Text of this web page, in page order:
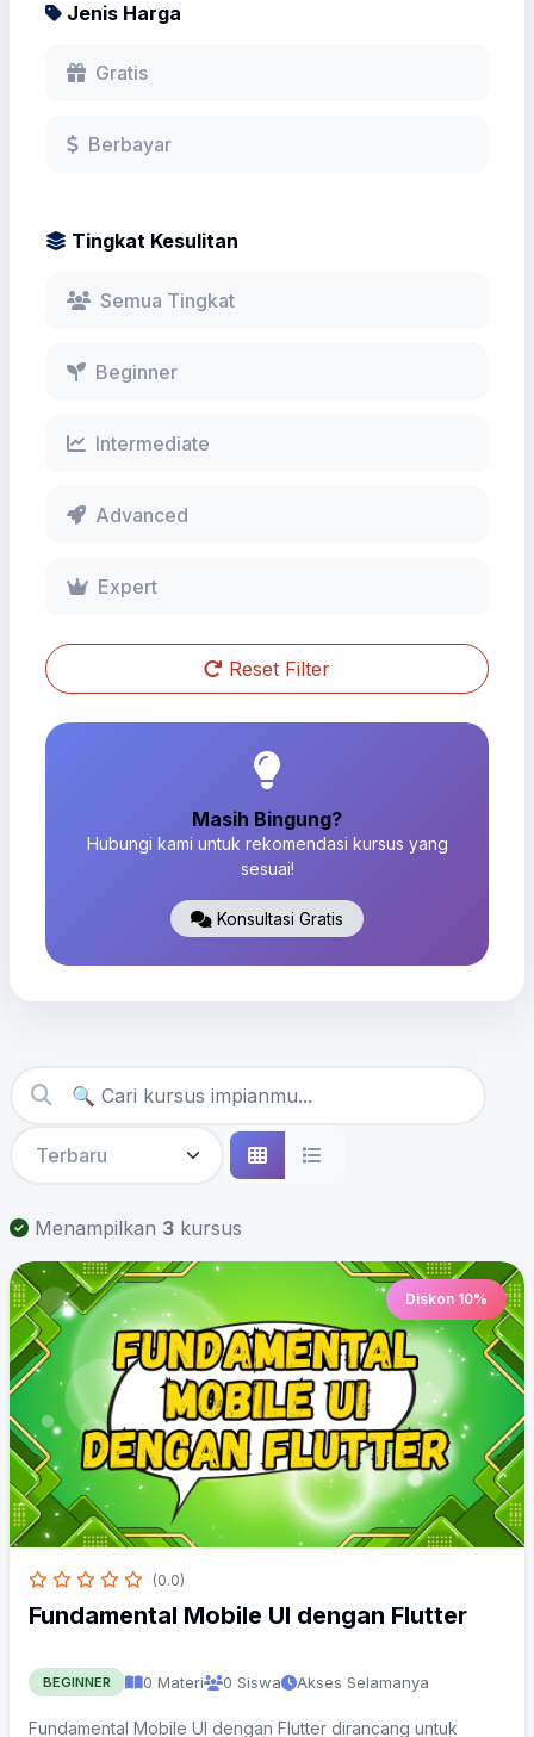
Menampilkan 3 kursus
Diskon 10%
(0.0)
Fundamental Mobile UI dengan Flutter
BEGINNER 0 Materi 0 Siswa Akses Selamanya
Fundamental Mobile UI dengan Flutter dirancang untuk
Jenis Harga
Gratis
Berbayar
Tingkat Kesulitan
Semua Tingkat
Beginner
Intermediate
Advanced
Expert
Reset Filter
Masih Bingung?
Hubungi kami untuk rekomendasi kursus yang
sesuai!
Konsultasi Gratis